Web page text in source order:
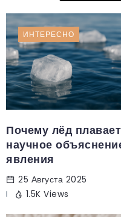
ИНТЕРЕСНО
Почему лёд
научное
явления
25 Августа 2025
1.5K Views